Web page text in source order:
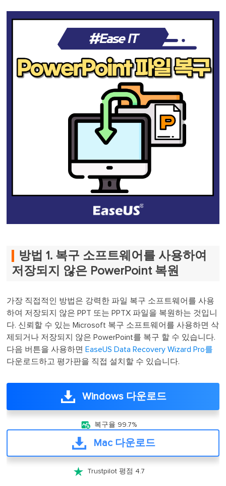
방법 1. 복구 소프트웨어를 사용하여
저장되지 않은 PowerPoint 복원
가장 직접적인 방법은 강력한 파일 복구 소프트웨어를 사용
하여 저장되지 않은 PPT 또는 PPTX 파일을 복원하는 것입니
다. 신뢰할 수 있는 Microsoft 복구 소프트웨어를 사용하면 삭
제되거나 저장되지 않은 PowerPoint를 복구 할 수 있습니다.
다음 버튼을 사용하면 EaseUS Data Recovery Wizard Pro를
다운로드하고 평가판을 직접 설치할 수 있습니다.
Windows 다운로드
 복구율 99.7%
Mac 다운로드
 Trustpilot 평점 4.7